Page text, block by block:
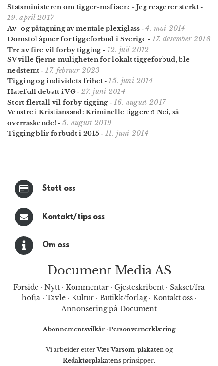
Statsministeren om tigger-mafiaen: - Jeg reagerer sterkt -
19. april 2017
Av- og påtagning av mentale plexiglass -4. mai 2014
Domstol åpner for tiggeforbud i Sverige - 17. desember 2018
Tre av fire vil forby tigging - 12. juli 2012
SV ville fjerne muligheten for lokalt tigge­forbud, ble
nedstemt -17. februar 2023
Tigging og individets frihet -15. juni 2014
Hatefull debatt i VG- 27. juni 2014
Stort flertall vil forby tigging - 16. august 2017
Venstre i Kristiansand: Kriminelle tiggere?! Nei, så
overraskende! - 5. august 2019
Tigging blir forbudt i 2015 -11. juni 2014
Støtt oss
Kontakt/tips oss
Om oss
Document Media AS
Forside · Nytt · Kommentar · Gjesteskribent · Sakset/fra
hofta · Tavle· Kultur· Butikk/forlag· Kontakt oss·
Annonsering på Document
Abonnementsvilkår · Personvernerklæring
Vi arbeider etterVær Varsom-plakaten og
Redaktørplakatens prinsipper.